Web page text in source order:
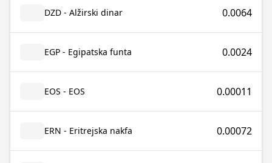
DZD - Alžirski dinar 0.0064
EGP - Egipatska funta 0.0024
EOS - EOS 0.00011
ERN - Eritrejska nakfa 0.00072